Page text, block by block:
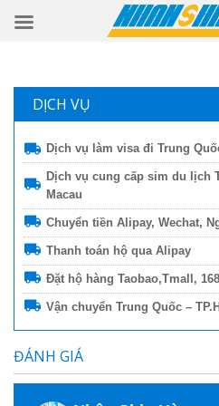
DỊCH VỤ
Dịch vụ làm visa đi Trung
Dịch vụ cung cấp sim du lịch
Macau
Chuyển tiền Alipay, Wechat,
Thanh toán hộ qua Alipay
Đặt hộ hàng Taobao,Tmall,
Vận chuyển Trung Quốc –
ĐÁNH GIÁ